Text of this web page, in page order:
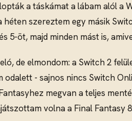
a táskámat a lábam alól
héten szereztem egy másik
5-öt, majd minden mást is,
de elmondom: a Switch 2
- sajnos nincs Switch
megvan a teljes
volna a Final Fantasy